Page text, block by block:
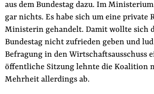
aus dem Bundestag dazu. Im
gar nichts. Es habe sich um eine private
Ministerin gehandelt. Damit wollte sich
Bundestag nicht zufrieden geben und
Befragung in den Wirtschaftsausschuss
öffentliche Sitzung lehnte die Koalition
Mehrheit allerdings ab.